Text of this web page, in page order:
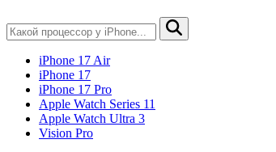
iPhone 17 Air
iPhone 17
iPhone 17 Pro
Apple Watch Series 11
Apple Watch Ultra 3
Vision Pro